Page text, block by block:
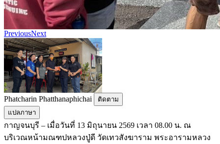
PreviousNext
Phatcharin Phatthanaphichai
ติดตาม
แปลภาษา
กาญจนบุรี – เมื่อวันที่ 13 มิถุนายน 2569 เวลา 08.00 น. ณ
บริเวณหน้ามณฑปหลวงปู่ดี วัดเทวสังฆาราม พระอารามหลวง